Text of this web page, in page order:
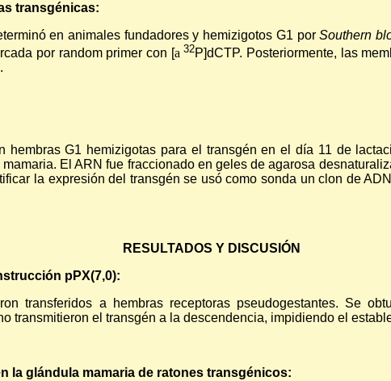
transgénicas:
en animales fundadores y hemizigotos G1 porSouthern
por random primer con [a 32P]dCTP. Posteriormente, las
hembras G1 hemizigotas para el transgén en el día 11 de
El ARN fue fraccionado en geles de agarosa
la expresión del transgén se usó como sonda un clon de
RESULTADOS Y DISCUSIÓN
pPX(7,0):
transferidos a hembras receptoras pseudogestantes. Se
transmitieron el transgén a la descendencia, impidiendo el
la glándula mamaria de ratones transgénicos: